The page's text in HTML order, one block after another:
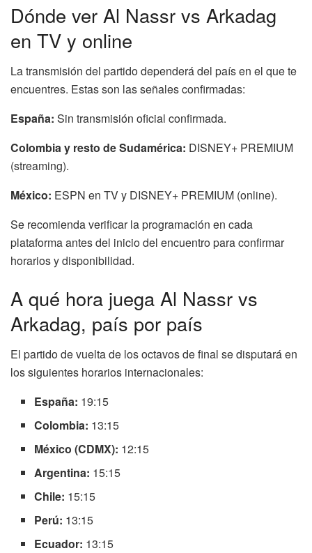
Dónde ver Al Nassr vs Arkadag
en TV y online
La transmisión del partido dependerá del país en el que te
encuentres. Estas son las señales confirmadas:
España: Sin transmisión oficial confirmada.
Colombia y resto de Sudamérica: DISNEY+ PREMIUM
(streaming).
México: ESPN en TV y DISNEY+ PREMIUM (online).
Se recomienda verificar la programación en cada
plataforma antes del inicio del encuentro para confirmar
horarios y disponibilidad.
A qué hora juega Al Nassr vs
Arkadag, país por país
El partido de vuelta de los octavos de final se disputará en
los siguientes horarios internacionales:
España: 19:15
Colombia: 13:15
México (CDMX): 12:15
Argentina: 15:15
Chile: 15:15
Perú: 13:15
Ecuador: 13:15